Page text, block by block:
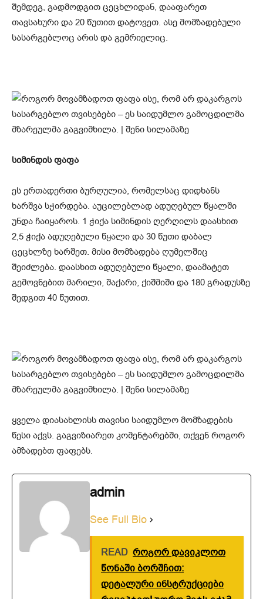
შემდეგ, გადმოდგით ცეცხლიდან, დააფარეთ
თავსახური და 20 წუთით დატოვეთ. ასე მომზადებული
სასარგებლოც არის და გემრიელიც.
სიმინდის ფაფა
ეს ერთადერთი ბურღულია, რომელსაც დიდხანს
ხარშვა სჭირდება. აუცილებლად ადუღებულ წყალში
უნდა ჩაიყაროს. 1 ჭიქა სიმინდის ღერღილს დაასხით
2,5 ჭიქა ადუღებული წყალი და 30 წუთი დაბალ
ცეცხლზე ხარშეთ. მისი მომზადება ღუმელშიც
შეიძლება. დაასხით ადუღებული წყალი, დაამატეთ
გემოვნებით მარილი, შაქარი, ქიშმიში და 180 გრადუსზე
შედგით 40 წუთით.
ყველა დიასახლისს თავისი საიდუმლო მომზადების
წესი აქვს. გაგვიზიარეთ კომენტარებში, თქვენ როგორ
ამზადებთ ფაფებს.
admin
See Full Bio
READ როგორ დავიკლოთ
წონაში ბორშჩით:
დეტალური ინსტრუქციები